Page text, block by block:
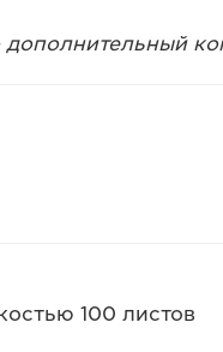
дополнительный
100 листов